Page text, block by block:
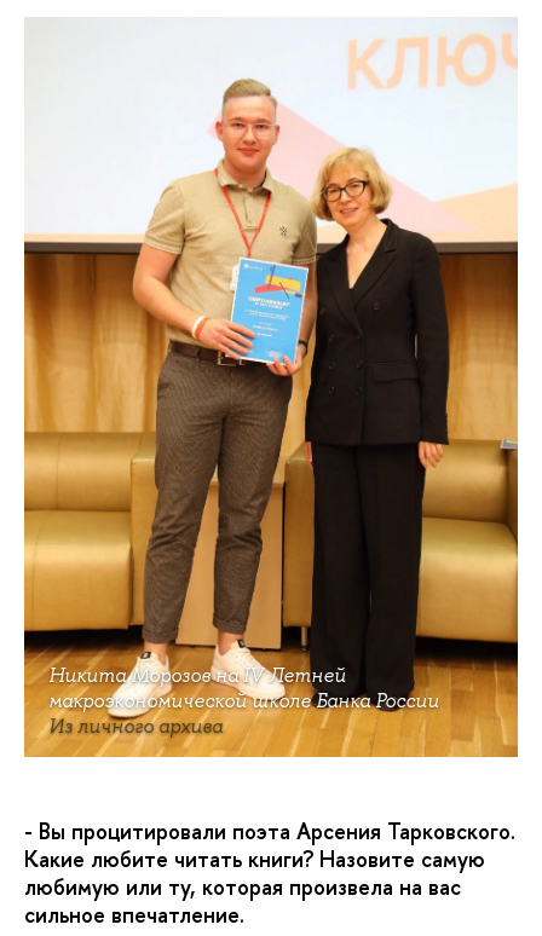
Никита Морозов на IV Летней
макроэкономической школе Банка России
Из личного архива
- Вы процитировали поэта Арсения Тарковского.
Какие любите читать книги? Назовите самую
любимую или ту, которая произвела на вас
сильное впечатление.